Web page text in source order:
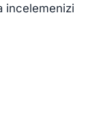
incelemenizi